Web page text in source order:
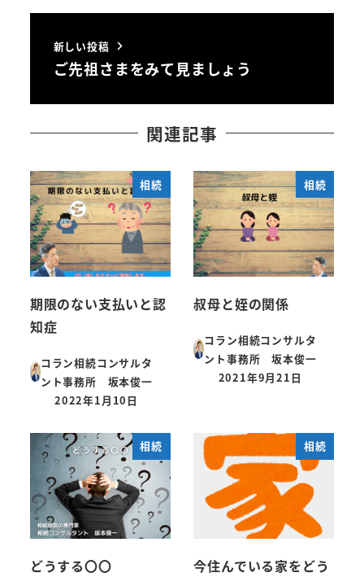
新しい投稿
ご先祖さまをみて見ましょう
関連記事
相続
期限のない支払いと認
知症
コラン相続コンサルタ
ント事務所 坂本俊一
投稿日
2022年1月10日
相続
叔母と姪の関係
コラン相続コンサルタ
ント事務所 坂本俊一
投稿日
2021年9月21日
相続
どうする〇〇
相続
今住んでいる家をどう